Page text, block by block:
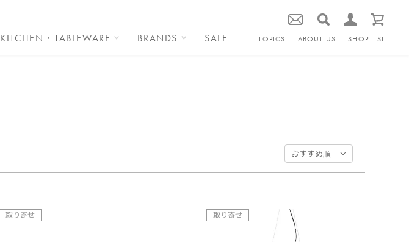
KITCHEN・TABLEWARE BRANDS SALE TOPICS ABOUT US SHOP LIST
取り寄せ 取り寄せ